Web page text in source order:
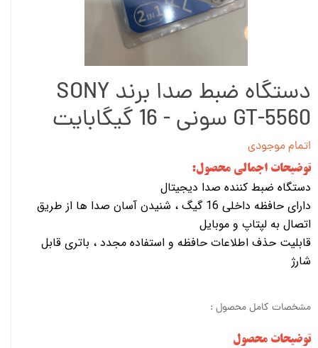
دستگاه ضبط صدا برند SONY
GT-5560 سونی - 16 گیگابایت
اتمام موجودی
توضیحات اجمالی محصول:
دستگاه ضبط کننده صدا دیجیتال
دارای حافظه داخلی 16 گیگ ، شنیدن آسان صدا ها از طریق
اتصال به لپتاپ و موبایل
قابلیت حذف اطلاعات حافظه و استفاده مجدد ، باتری قابل
شارژ
مشخصات کامل محصول :
توضیحات محصول